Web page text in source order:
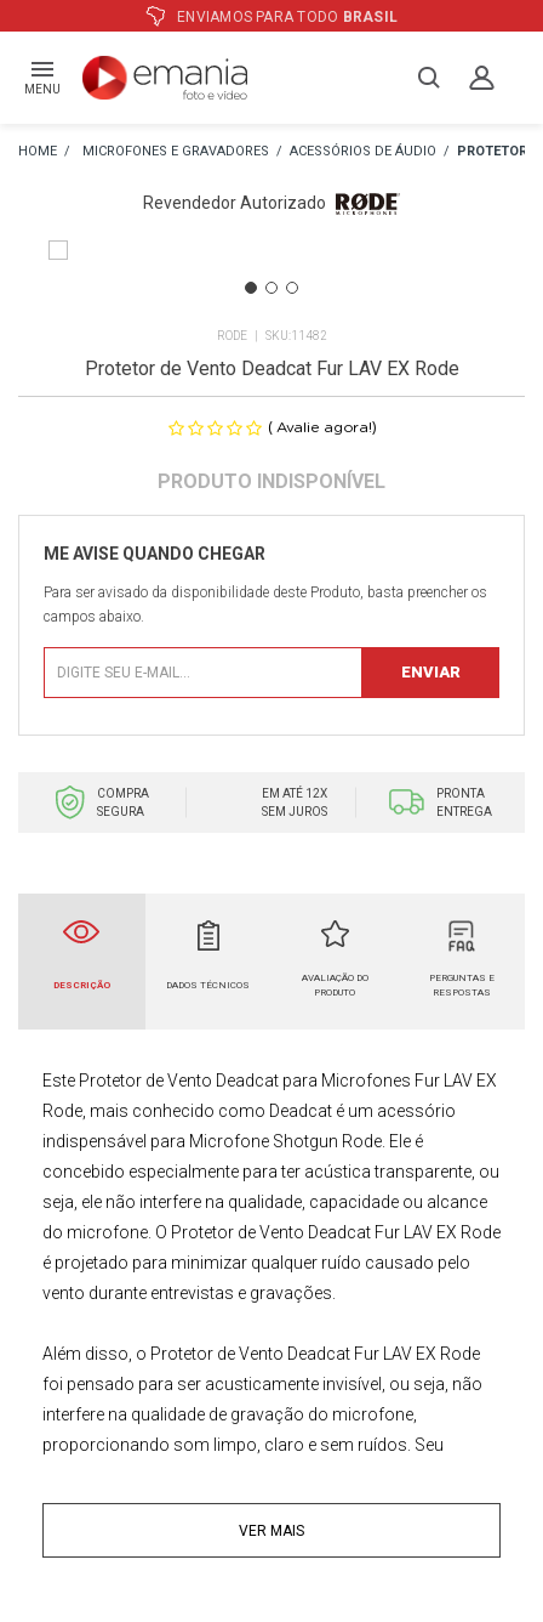
ATÉ12XE PREÇO ESPECIALNO BOLETO
MENU
MICROFONES E GRAVADORES ACESSÓRIOS DE ÁUDIO PROTETOR
Revendedor Autorizado
RODE 11482
Protetor de Vento Deadcat Fur LAV EX Rode
( Avalie agora!)
Para ser avisado da disponibilidade deste Produto, basta preencher os
campos abaixo.
COMPRA
SEGURA
EM ATÉ 12X
SEM JUROS
PRONTA
ENTREGA
DESCRIÇÃO DADOS TÉCNICOS
AVALIAÇÃO DO
PRODUTO
PERGUNTAS E
RESPOSTAS
Este Protetor de Vento Deadcat para Microfones Fur LAV EX
Rode , mais conhecido como Deadcat é um acessório
indispensável para Microfone Shotgun Rode . Ele é
concebido especialmente para ter acústica transparente, ou
seja, ele não interfere na qualidade, capacidade ou alcance
do microfone. O Protetor de Vento Deadcat Fur LAV EX Rode
é projetado para minimizar qualquer ruído causado pelo
vento durante entrevistas e gravações.
Além disso, o Protetor de Vento Deadcat Fur LAV EX Rode
foi pensado para ser acusticamente invisível, ou seja, não
interfere na qualidade de gravação do microfone,
proporcionando som limpo, claro e sem ruídos. Seu
artificiais muito resistentes. Encaixa-se perfeitamente sob o
microfone evitando fricção do material sobre o mesmo.
VER MAIS